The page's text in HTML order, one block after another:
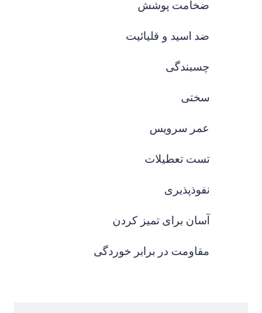
ضخامت پوشش
ضد اسید و قلیائیت
چسبندگی
سختی
عمر سرویس
تست تعطیلات
نفوذپذیری
آسان برای تمیز کردن
مقاومت در برابر خوردگی